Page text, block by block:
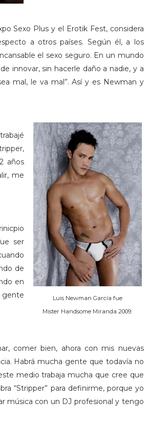
Sexo Plus y el Erotik Fest, considera
a otros países. Según él, a los
el sexo seguro. En un mundo
innovar, sin hacerle daño a nadie, y a
mal, le va mal”. Así y es Newman y
Luis Newman García fue
Mister Handsome Miranda 2009.
años
me
ser
de
en
gente
comer bien, ahora con mis nuevas
Habrá mucha gente que todavía no
medio trabaja mucha que cree que
“Stripper” para definirme, porque yo
música con un DJ profesional y tengo